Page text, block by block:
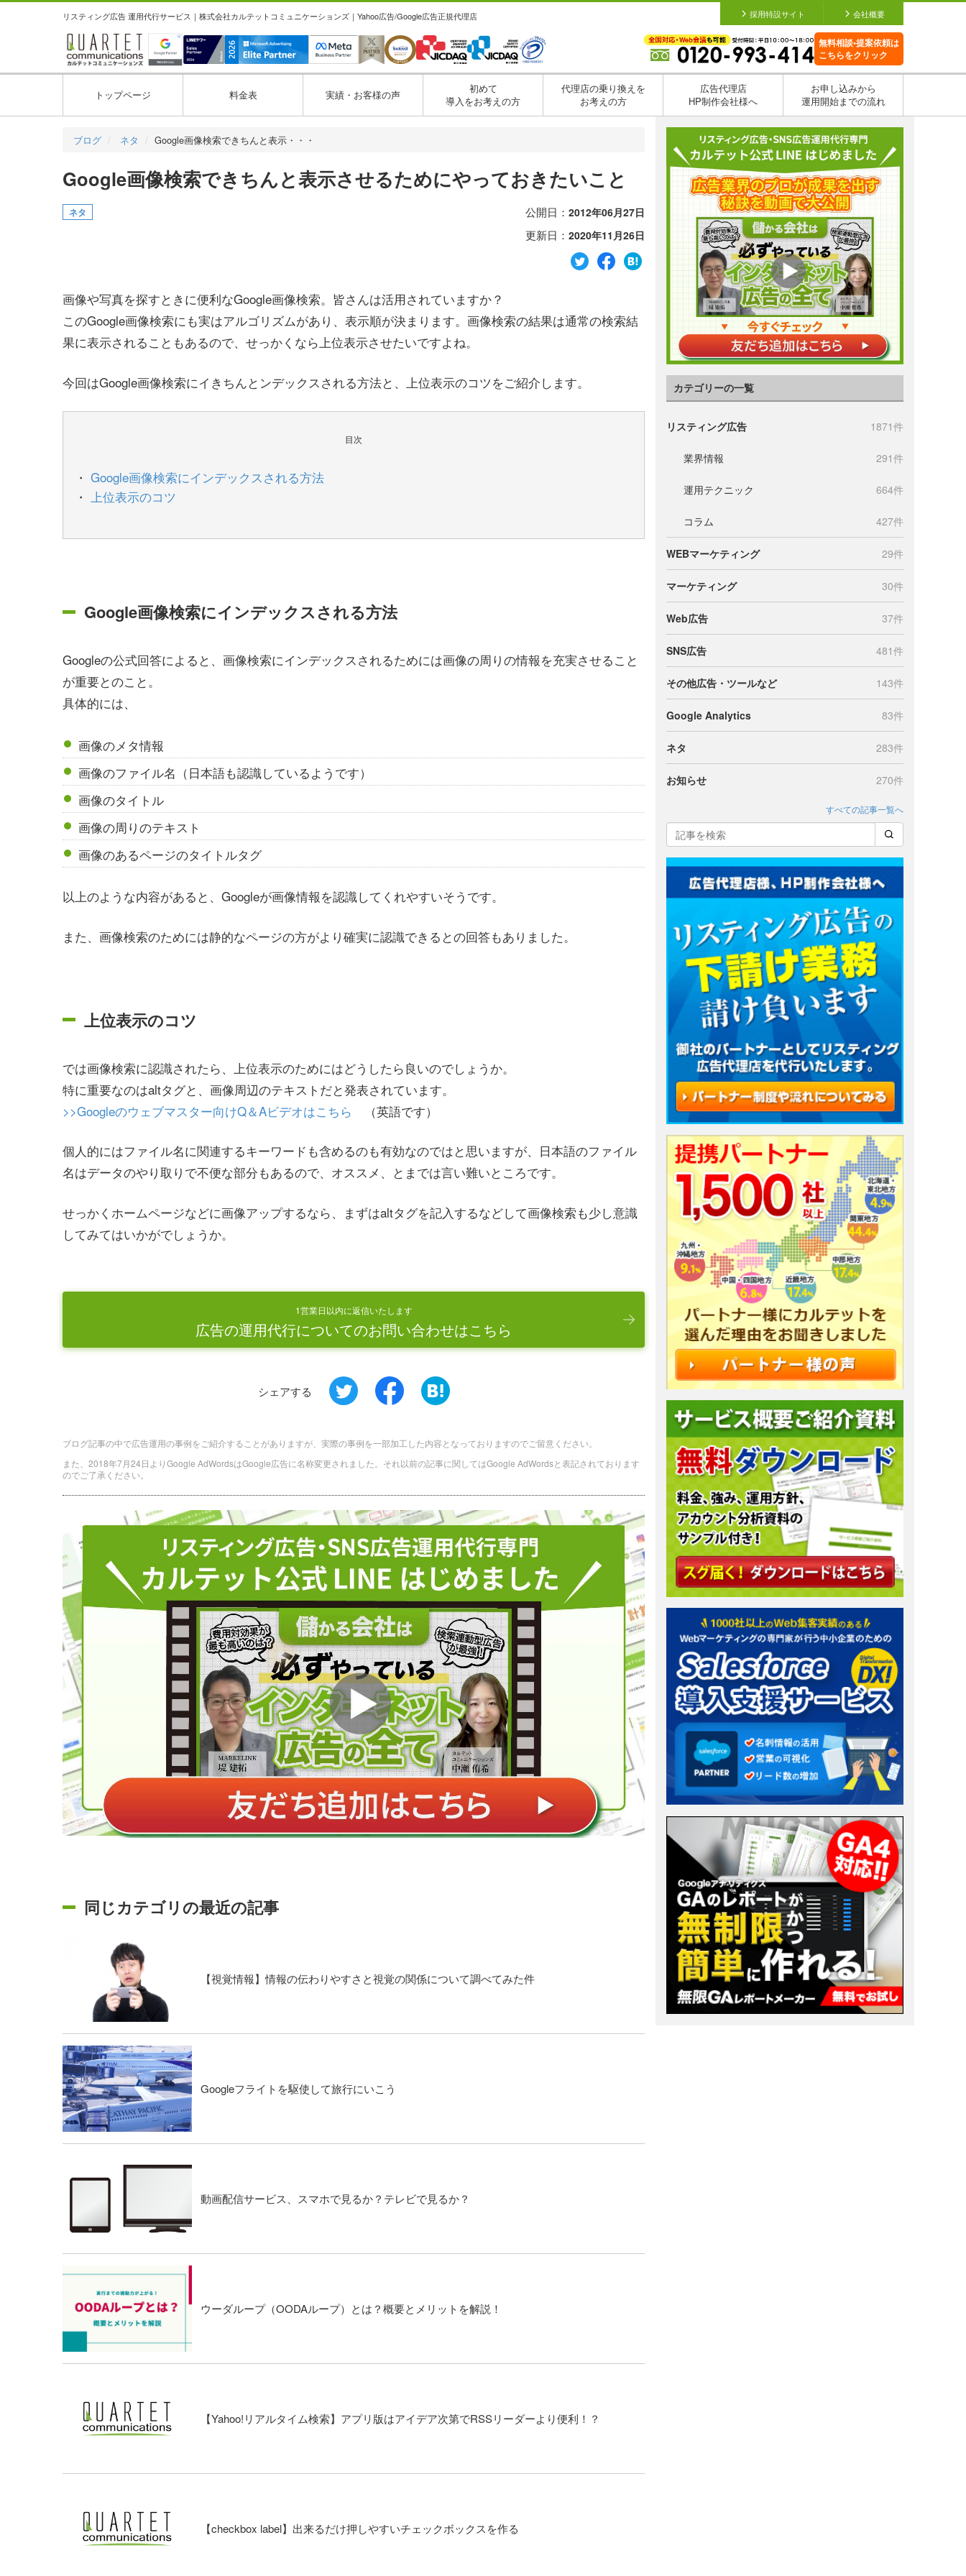
リスティング広告 運用代行サービス｜株式会社カルテットコミュニケーションズ｜Yahoo広告/Google広告正規代理店 採用特設サイト 会社概要
無料相談•提案依頼は
こちらをクリック
トップページ 料金表 実績・お客様の声
初めて
導入をお考えの方
代理店の乗り換えを
お考えの方
広告代理店
HP制作会社様へ
お申し込みから
運用開始までの流れ
ブログ ネタ Google画像検索できちんと表示・・・
Google画像検索できちんと表示させるためにやっておきたいこと
ネタ 公開日： 2012年06月27日
更新日： 2020年11月26日
画像や写真を探すときに便利なGoogle画像検索。皆さんは活用されていますか？
このGoogle画像検索にも実はアルゴリズムがあり、表示順が決まります。画像検索の結果は通常の検索結
果に表示されることもあるので、せっかくなら上位表示させたいですよね。
今回はGoogle画像検索にイきちんとンデックスされる方法と、上位表示のコツをご紹介します。
目次
Google画像検索にインデックスされる方法
上位表示のコツ
Google画像検索にインデックスされる方法
Googleの公式回答によると、画像検索にインデックスされるためには画像の周りの情報を充実させること
が重要とのこと。
具体的には、
画像のメタ情報
画像のファイル名（日本語も認識しているようです）
画像のタイトル
画像の周りのテキスト
画像のあるページのタイトルタグ
以上のような内容があると、Googleが画像情報を認識してくれやすいそうです。
また、画像検索のためには静的なページの方がより確実に認識できるとの回答もありました。
上位表示のコツ
では画像検索に認識されたら、上位表示のためにはどうしたら良いのでしょうか。
特に重要なのはaltタグと、画像周辺のテキストだと発表されています。
>>Googleのウェブマスター向けQ＆Aビデオはこちら （英語です）
個人的にはファイル名に関連するキーワードも含めるのも有効なのではと思いますが、日本語のファイル
名はデータのやり取りで不便な部分もあるので、オススメ、とまでは言い難いところです。
せっかくホームページなどに画像アップするなら、まずはaltタグを記入するなどして画像検索も少し意識
してみてはいかがでしょうか。
1営業日以内に返信いたします
広告の運用代行についてのお問い合わせはこちら
シェアする
ブログ記事の中で広告運用の事例をご紹介することがありますが、実際の事例を一部加工した内容となっておりますのでご留意ください。
また、2018年7月24日よりGoogle AdWordsはGoogle広告に名称変更されました。それ以前の記事に関してはGoogle AdWordsと表記されております
のでご了承ください。
同じカテゴリの最近の記事
【視覚情報】情報の伝わりやすさと視覚の関係について調べてみた件
Googleフライトを駆使して旅行にいこう
動画配信サービス、スマホで見るか？テレビで見るか？
ウーダループ（OODAループ）とは？概要とメリットを解説！
【Yahoo!リアルタイム検索】アプリ版はアイデア次第でRSSリーダーより便利！？
【checkbox label】出来るだけ押しやすいチェックボックスを作る
カテゴリーの一覧
リスティング広告 1871件
業界情報 291件
運用テクニック 664件
コラム 427件
WEBマーケティング 29件
マーケティング 30件
Web広告 37件
SNS広告 481件
その他広告・ツールなど 143件
Google Analytics 83件
ネタ 283件
お知らせ 270件
すべての記事一覧へ